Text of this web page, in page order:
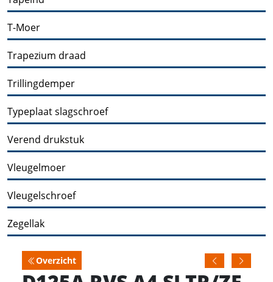
T-Moer
Trapezium draad
Trillingdemper
Typeplaat slagschroef
Verend drukstuk
Vleugelmoer
Vleugelschroef
Zegellak
Overzicht